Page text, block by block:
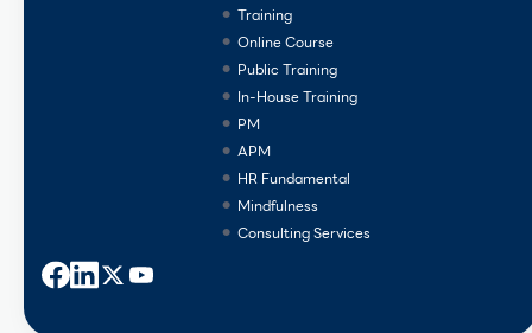
Training
Online Course
Public Training
In-House Training
PM
APM
HR Fundamental
Mindfulness
Consulting Services